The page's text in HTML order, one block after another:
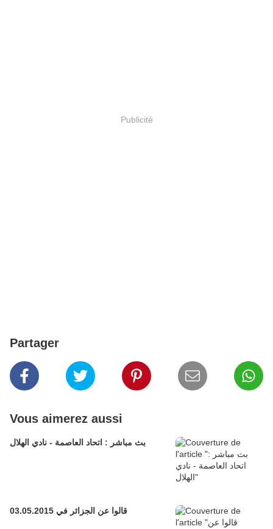
Publicité
Partager
Vous aimerez aussi
بث مباشر : اتحاد العاصمة - نادي الهلال
قالوا عن الجزائر في 03.05.2015